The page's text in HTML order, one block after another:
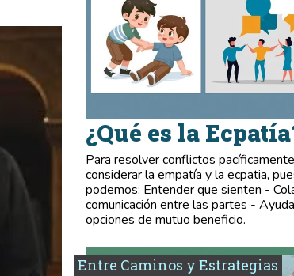
¿Qué es la
Para resolver conflictos
considerar la empatía y la ecpatia,
podemos: Entender que sienten -
comunicación entre las partes -
opciones de mutuo beneficio.
Entre Caminos y Estrategias